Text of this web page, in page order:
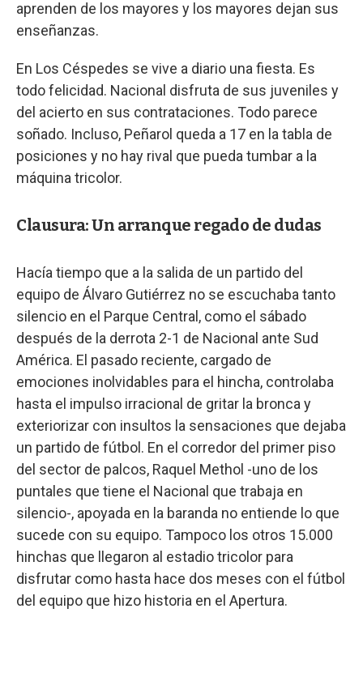
aprenden de los mayores y los mayores dejan sus
enseñanzas.
En Los Céspedes se vive a diario una fiesta. Es
todo felicidad. Nacional disfruta de sus juveniles y
del acierto en sus contrataciones. Todo parece
soñado. Incluso, Peñarol queda a 17 en la tabla de
posiciones y no hay rival que pueda tumbar a la
máquina tricolor.
Clausura: Un arranque regado de dudas
Hacía tiempo que a la salida de un partido del
equipo de Álvaro Gutiérrez no se escuchaba tanto
silencio en el Parque Central, como el sábado
después de la derrota 2-1 de Nacional ante Sud
América. El pasado reciente, cargado de
emociones inolvidables para el hincha, controlaba
hasta el impulso irracional de gritar la bronca y
exteriorizar con insultos la sensaciones que dejaba
un partido de fútbol. En el corredor del primer piso
del sector de palcos, Raquel Methol -uno de los
puntales que tiene el Nacional que trabaja en
silencio-, apoyada en la baranda no entiende lo que
sucede con su equipo. Tampoco los otros 15.000
hinchas que llegaron al estadio tricolor para
disfrutar como hasta hace dos meses con el fútbol
del equipo que hizo historia en el Apertura.